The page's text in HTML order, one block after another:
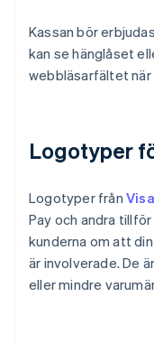
Kassan bör
kan se hänglåset
webbläsarfältet när
Logotyper
Logotyper från Visa
Pay och andra
kunderna om att
är involverade. De
eller mindre